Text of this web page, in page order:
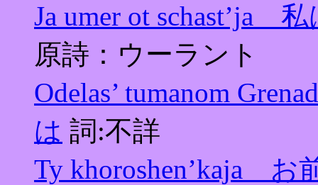
Ja umer ot schast’ja
原詩：ウーラント
Odelas’ tumanom
は 詞:不詳
Ty khoroshen’kaja お